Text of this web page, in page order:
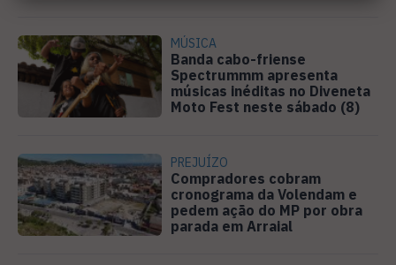
MÚSICA
Banda cabo-friense
Spectrummm apresenta
músicas inéditas no Diveneta
Moto Fest neste sábado (8)
PREJUÍZO
Compradores cobram
cronograma da Volendam e
pedem ação do MP por obra
parada em Arraial